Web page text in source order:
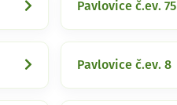
Pavlovice č.ev. 75
Pavlovice č.ev. 8